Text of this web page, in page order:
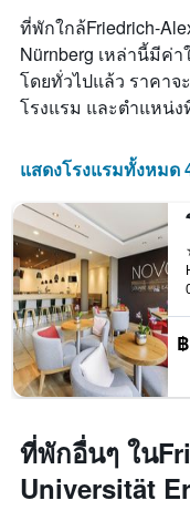
ที่พักใกล้Friedrich-
Nürnberg เหล่านี้มีค่
โดยทั่วไปแล้ว ราคา
โรงแรม และตำแหน่ง
แสดงโรงแรมทั้งหมด
ที่พักอื่นๆ ใน
Universität